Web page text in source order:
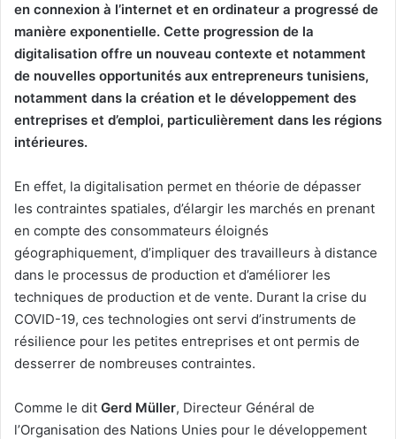
en connexion à l’internet et en ordinateur a progressé de
manière exponentielle. Cette progression de la
digitalisation offre un nouveau contexte et notamment
de nouvelles opportunités aux entrepreneurs tunisiens,
notamment dans la création et le développement des
entreprises et d’emploi, particulièrement dans les régions
intérieures.
En effet, la digitalisation permet en théorie de dépasser
les contraintes spatiales, d’élargir les marchés en prenant
en compte des consommateurs éloignés
géographiquement, d’impliquer des travailleurs à distance
dans le processus de production et d’améliorer les
techniques de production et de vente. Durant la crise du
COVID-19, ces technologies ont servi d’instruments de
résilience pour les petites entreprises et ont permis de
desserrer de nombreuses contraintes.
Comme le dit Gerd Müller, Directeur Général de
l’Organisation des Nations Unies pour le développement